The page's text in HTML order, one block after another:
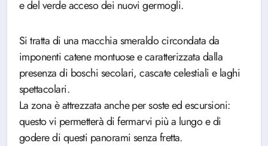
e del verde acceso dei nuovi germogli.
Si tratta di una macchia smeraldo circondata da
imponenti catene montuose e caratterizzata dalla
presenza di boschi secolari, cascate celestiali e laghi
spettacolari.
La zona è attrezzata anche per soste ed escursioni:
questo vi permetterà di fermarvi più a lungo e di
godere di questi panorami senza fretta.